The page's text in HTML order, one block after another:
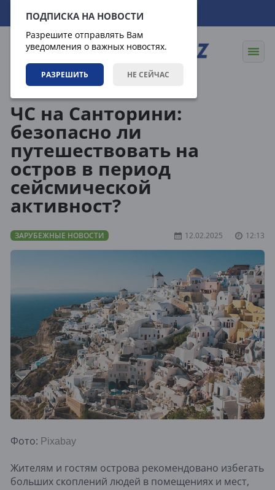
ПОДПИСКА НА НОВОСТИ
Разрешите отправлять Вам
уведомления о важных новостях.
РАЗРЕШИТЬ НЕ СЕЙЧАС
08.08.2026 11:29:50
ЧС на Санторини:
безопасно ли
путешествовать на
остров в период
сейсмической
активност?
ЗАРУБЕЖНЫЕ НОВОСТИ 12.02.2025 12:13
Фото: Pixabay
Жителям и гостям острова рекомендовано избегать
больших скоплений людей в помещениях и мест,